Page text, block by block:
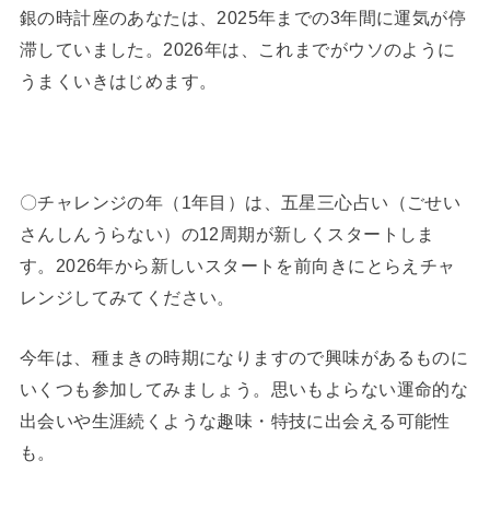
銀の時計座のあなたは、2025年までの3年間に運気が停
滞していました。2026年は、これまでがウソのように
うまくいきはじめます。
〇チャレンジの年（1年目）は、五星三心占い（ごせい
さんしんうらない）の12周期が新しくスタートしま
す。2026年から新しいスタートを前向きにとらえチャ
レンジしてみてください。
今年は、種まきの時期になりますので興味があるものに
いくつも参加してみましょう。思いもよらない運命的な
出会いや生涯続くような趣味・特技に出会える可能性
も。